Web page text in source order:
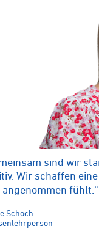
sind wir
Wir schaffen
fühlt.“
Schöch